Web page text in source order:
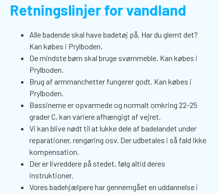
Retningslinjer for vandland
Alle badende skal have badetøj på. Har du glemt det?
Kan købes i Prylboden.
De mindste børn skal bruge svømmeble. Kan købes i
Prylboden.
Brug af armmanchetter fungerer godt. Kan købes i
Prylboden.
Bassinerne er opvarmede og normalt omkring 22-25
grader C, kan variere afhængigt af vejret.
Vi kan blive nødt til at lukke dele af badelandet under
reparationer, rengøring osv. Der udbetales i så fald ikke
kompensation.
Der er livreddere på stedet, følg altid deres
instruktioner.
Vores badehjælpere har gennemgået en uddannelse i